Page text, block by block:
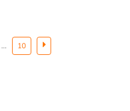
... 10